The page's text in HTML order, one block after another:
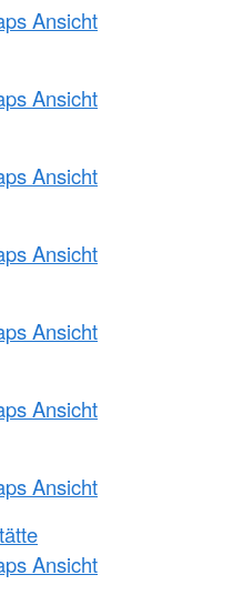
Ansicht
Ansicht
Ansicht
Ansicht
Ansicht
Ansicht
Ansicht
Ansicht